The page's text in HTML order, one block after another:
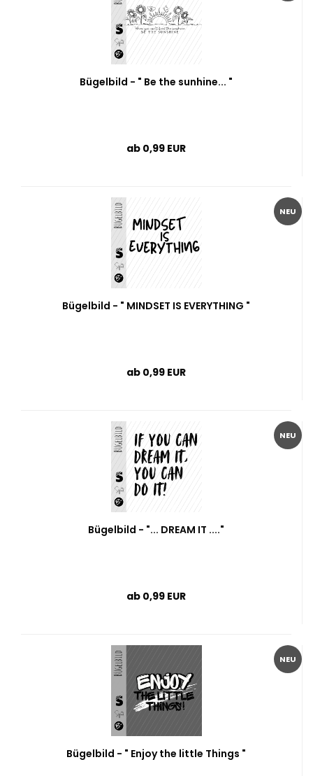
Bügelbild - " Be the sunhine... "
ab 0,99 EUR
NEU
Bügelbild - " MINDSET IS EVERYTHING "
ab 0,99 EUR
NEU
Bügelbild - "... DREAM IT ...."
ab 0,99 EUR
NEU
Bügelbild - " Enjoy the little Things "